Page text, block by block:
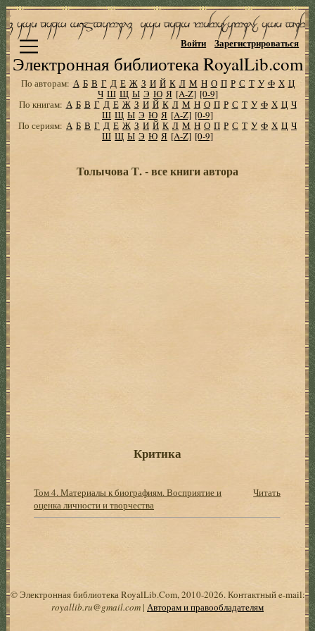
Электронная библиотека RoyalLib.com
Войти Зарегистрироваться
По авторам: А Б В Г Д Е Ж З И Й К Л М Н О П Р С Т У Ф Х Ц
Ч Ш Щ Ы Э Ю Я [A-Z] [0-9]
По книгам: А Б В Г Д Е Ж З И Й К Л М Н О П Р С Т У Ф Х Ц Ч
Ш Щ Ы Э Ю Я [A-Z] [0-9]
По сериям: А Б В Г Д Е Ж З И Й К Л М Н О П Р С Т У Ф Х Ц Ч
Ш Щ Ы Э Ю Я [A-Z] [0-9]
Толычова Т. - все книги автора
Критика
Том 4. Материалы к биографиям. Восприятие и
оценка личности и творчества
Читать
© Электронная библиотека RoyalLib.Com, 2010-2026. Контактный e-mail:
royallib.ru@gmail.com| Авторам и правообладателям